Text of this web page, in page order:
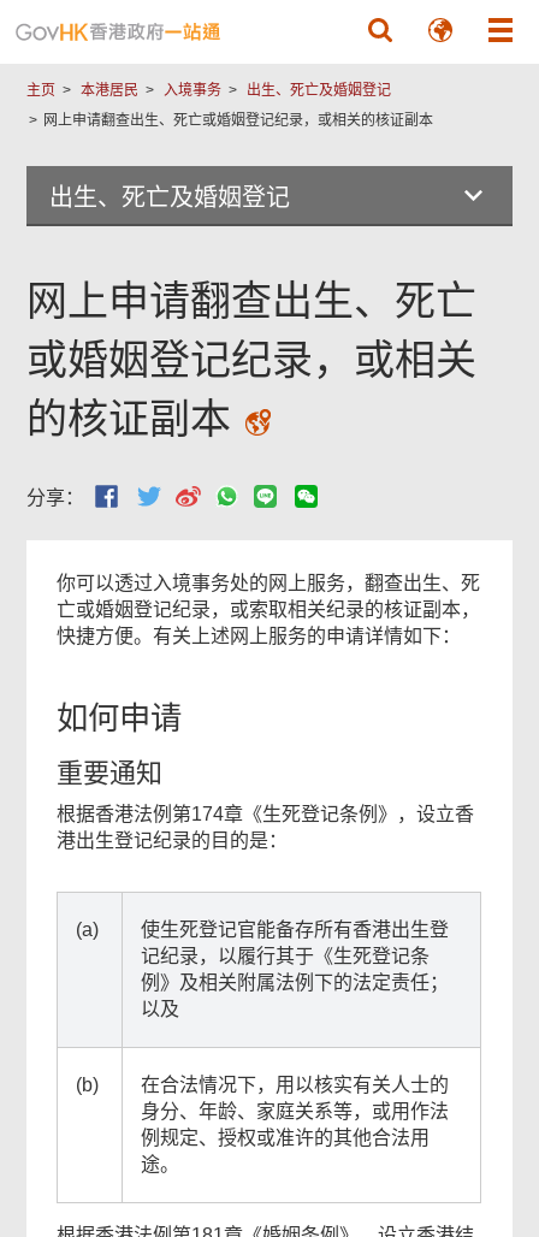
主页 本港居民 入境事务
出生、死亡及婚姻登记
网上申请翻查出生、死亡或婚姻登记纪录，或相关的核证副本
出生、死亡及婚姻登记
网上申请翻查出生、死亡
或婚姻登记纪录，或相关
的核证副本
分享：
你可以透过入境事务处的网上服务，翻查出生、死
亡或婚姻登记纪录，或索取相关纪录的核证副本，
快捷方便。有关上述网上服务的申请详情如下：
如何申请
重要通知
根据香港法例第174章《生死登记条例》，设立香
港出生登记纪录的目的是：
(a)
使生死登记官能备存所有香港出生登
记纪录，以履行其于《生死登记条
例》及相关附属法例下的法定责任；
以及
(b)
在合法情况下，用以核实有关人士的
身分、年龄、家庭关系等，或用作法
例规定、授权或准许的其他合法用
途。
内
吗？